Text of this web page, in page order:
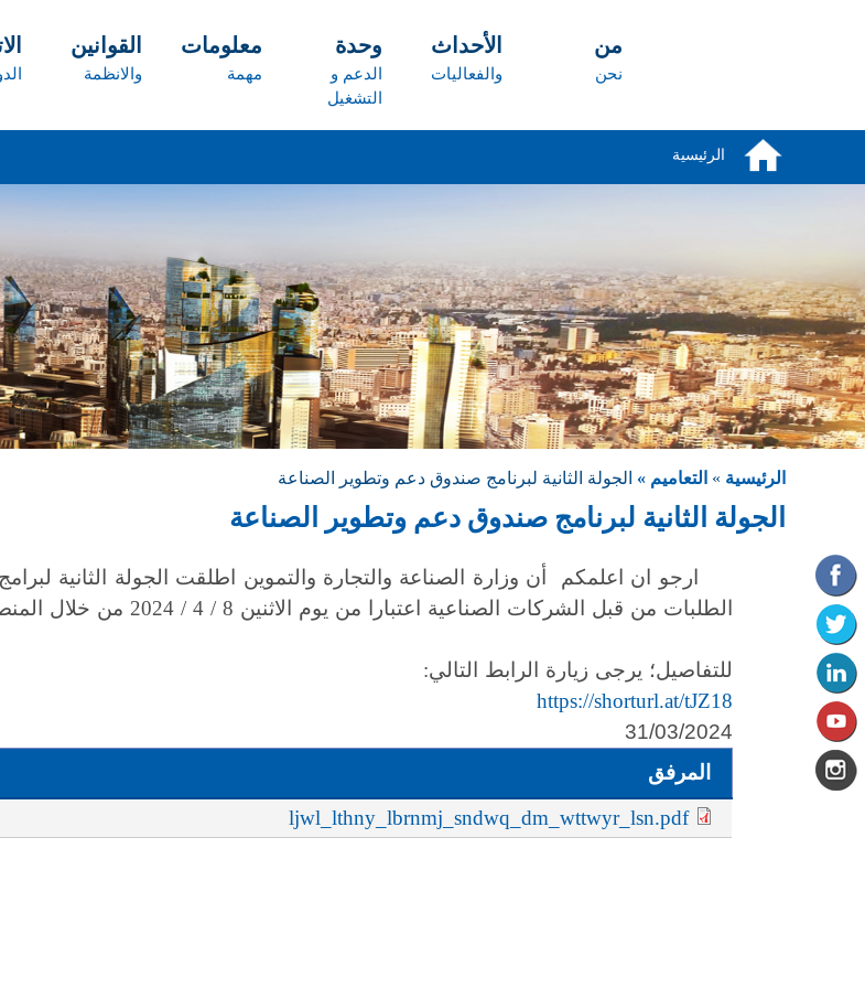
من
نحن
الأحداث
والفعاليات
وحدة
الدعم و
التشغيل
معلومات
مهمة
القوانين
والانظمة
الرئيسية
الرئيسية » التعاميم » الجولة الثانية لبرنامج صندوق دعم وتطوير الصناعة
الجولة الثانية لبرنامج صندوق دعم وتطوير الصناعة
ارجو ان اعلمكم أن وزارة الصناعة والتجارة والتموين اطلقت الجولة الثانية
الطلبات من قبل الشركات الصناعية اعتبارا من يوم الاثنين 8 / 4 / 2024 من خلال المنصة الالكترونية المخصصة لذلك.
للتفاصيل؛ يرجى زيارة الرابط التالي:
https://shorturl.at/tJZ18
31/03/2024
المرفق
ljwl_lthny_lbrnmj_sndwq_dm_wttwyr_lsn.pdf